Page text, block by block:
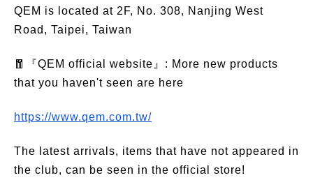
QEM is located at 2F, No. 308, Nanjing West
Road, Taipei, Taiwan
🧧『QEM official website』: More new products
that you haven't seen are here
https://www.qem.com.tw/
The latest arrivals, items that have not appeared in
the club, can be seen in the official store!